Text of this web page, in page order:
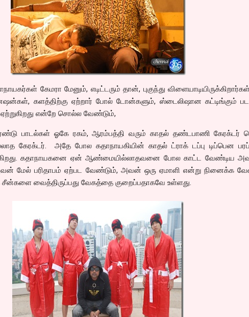
கேமரா மேனும், எடிட்டரும் தான், புகுந்து
களத்திற்கு ஏற்றார் போல் டோன்களும், ஸ்டைலிஷான கட்டிங்கும்
ஏற்றுகிறது என்றே சொல்ல வேண்டும்,
பாடல்கள் ஓகே ரகம், ஆரம்பத்தி வரும் காதல் தண்டபாணி கேரக்டர்
கேரக்டர். அதே போல கதாநாயகியின் காதல் ட்ராக் டப்பு டிப்பென
கதாநாயகனை ஏன் ஆண்மையில்லாதவனை போல காட்ட வேண்டிய
மேல் பரிதாபம் ஏற்பட வேண்டும், அவன் ஒரு ஏமாளி என்று நினைக்க
வைத்திருப்பது வேகத்தை குறைப்பதாகவே உள்ளது.